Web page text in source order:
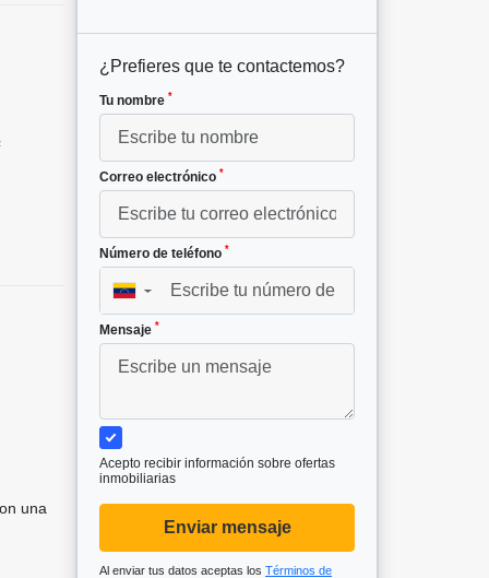
una
¿Prefieres que te contactemos?
Tu nombre *
Correo electrónico *
Número de teléfono *
▼
Mensaje *
Acepto recibir información sobre ofertas
inmobiliarias
Enviar mensaje
Al enviar tus datos aceptas los Términos de